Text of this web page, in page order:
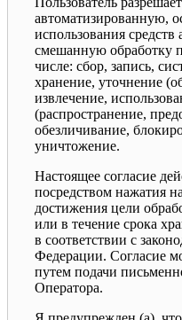
автоматизированную,
использования
смешанную обработку
числе: сбор, запись,
хранение, уточнение
извлечение,
(распространение,
обезличивание,
уничтожение.
Настоящее согласие
посредством нажатия
достижения цели
или в течение срока
в соответствии с
Федерации. Согласие
путем подачи
Оператора.